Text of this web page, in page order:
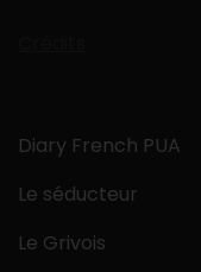
Diary French PUA
Le séducteur
Le Grivois